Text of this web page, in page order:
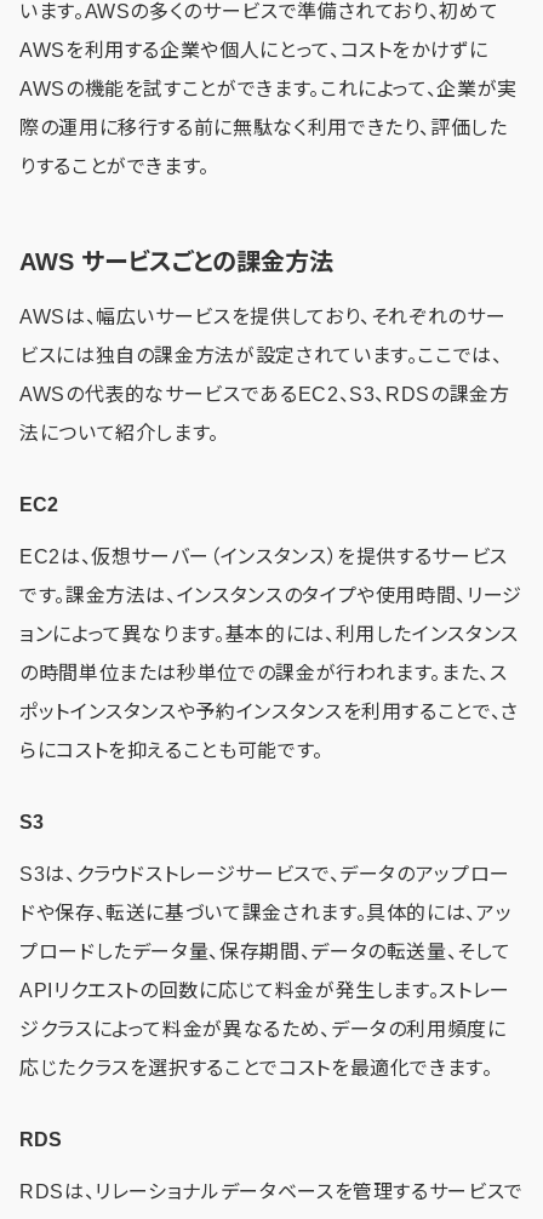
います。AWSの多くのサービスで準備されており、初めて
AWSを利用する企業や個人にとって、コストをかけずに
AWSの機能を試すことができます。これによって、企業が実
際の運用に移行する前に無駄なく利用できたり、評価した
りすることができます。
AWS サービスごとの課金方法
AWSは、幅広いサービスを提供しており、それぞれのサー
ビスには独自の課金方法が設定されています。ここでは、
AWSの代表的なサービスであるEC2、S3、RDSの課金方
法について紹介します。
EC2
EC2は、仮想サーバー（インスタンス）を提供するサービス
です。課金方法は、インスタンスのタイプや使用時間、リージ
ョンによって異なります。基本的には、利用したインスタンス
の時間単位または秒単位での課金が行われます。また、ス
ポットインスタンスや予約インスタンスを利用することで、さ
らにコストを抑えることも可能です。
S3
S3は、クラウドストレージサービスで、データのアップロー
ドや保存、転送に基づいて課金されます。具体的には、アッ
プロードしたデータ量、保存期間、データの転送量、そして
APIリクエストの回数に応じて料金が発生します。ストレー
ジクラスによって料金が異なるため、データの利用頻度に
応じたクラスを選択することでコストを最適化できます。
RDS
RDSは、リレーショナルデータベースを管理するサービスで